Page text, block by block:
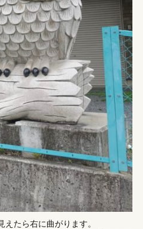
たら右に曲がります。